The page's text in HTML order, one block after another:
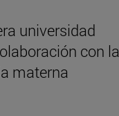
universidad
con la
materna